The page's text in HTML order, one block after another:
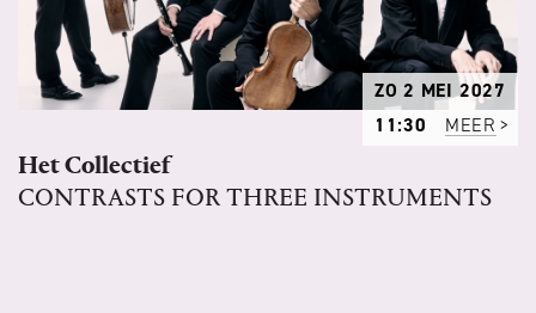
ZO 2 MEI 2027
11:30
MEER
Het Collectief
CONTRASTS FOR THREE INSTRUMENTS